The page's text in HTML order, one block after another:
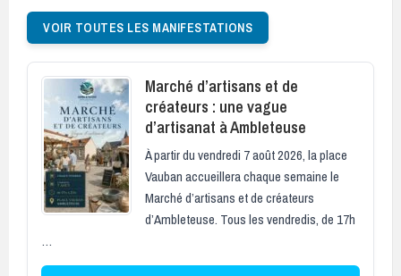
VOIR TOUTES LES MANIFESTATIONS
Marché d’artisans et de
créateurs : une vague
d’artisanat à Ambleteuse
À partir du vendredi 7 août 2026, la place
Vauban accueillera chaque semaine le
Marché d’artisans et de créateurs
d’Ambleteuse. Tous les vendredis, de 17h
…